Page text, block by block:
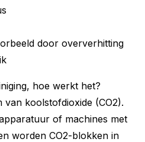
door oververhitting
hoe werkt het?
van koolstofdioxide (CO2).
of machines met
worden CO2-blokken in